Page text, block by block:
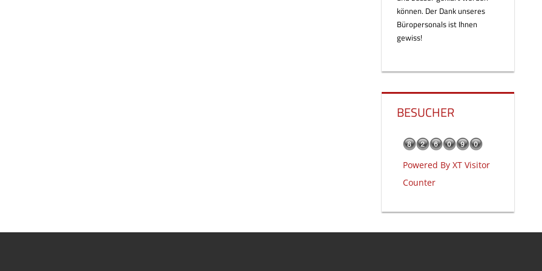
können. Der Dank unseres
Büropersonals ist Ihnen
gewiss!
BESUCHER
Powered ByXT Visitor
Counter